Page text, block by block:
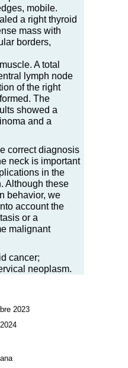
mobile.
a right thyroid
mass with
borders,
A total
lymph node
of the right
The
showed a
and a
correct diagnosis
neck is important
in the
Although these
behavior, we
account the
or a
malignant
cancer;
neoplasm.
2023